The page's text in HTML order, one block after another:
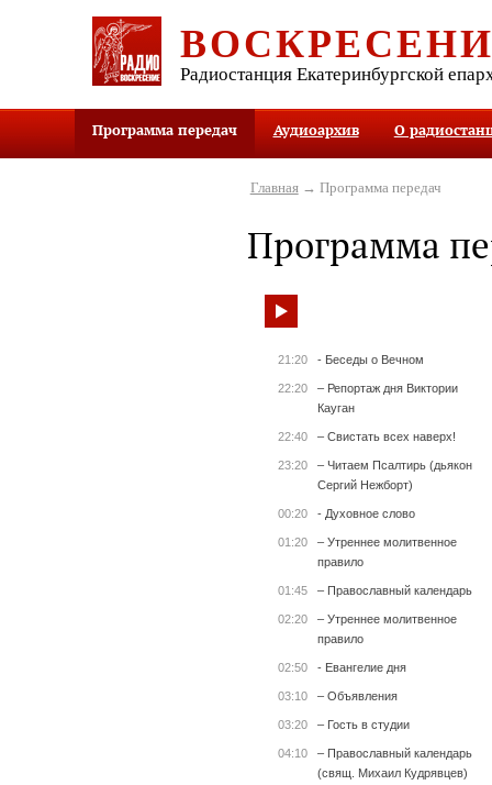
Радиостанция Екатеринбургской
Программа передач Аудиоархив О
Главная→ Программа передач
Программа
21:20 - Беседы о Вечном
22:20
– Репортаж дня Виктории
Кауган
22:40 – Свистать всех наверх!
23:20
– Читаем Псалтирь (дьякон
Сергий Нежборт)
00:20 - Духовное слово
01:20
– Утреннее молитвенное
правило
01:45 – Православный календарь
02:20
– Утреннее молитвенное
правило
02:50 - Евангелие дня
03:10 – Объявления
03:20 – Гость в студии
04:10
– Православный календарь
(свящ. Михаил Кудрявцев)